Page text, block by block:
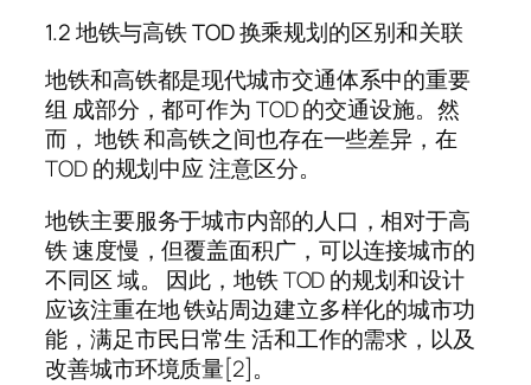
1.2 地铁与高铁 TOD 换乘规划的区别和关联
地铁和高铁都是现代城市交通体系中的重要
组 成部分，都可作为 TOD 的交通设施。然
而， 地铁 和高铁之间也存在一些差异，在
TOD 的规划中应 注意区分。
地铁主要服务于城市内部的人口，相对于高
铁 速度慢，但覆盖面积广，可以连接城市的
不同区 域。 因此，地铁 TOD 的规划和设计
应该注重在地 铁站周边建立多样化的城市功
能，满足市民日常生 活和工作的需求，以及
改善城市环境质量[2]。